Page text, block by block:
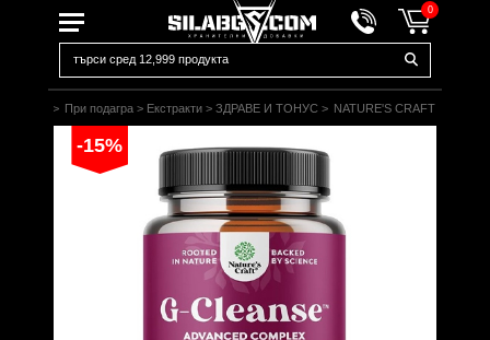
0
> При подагра > Екстракти >ЗДРАВЕ И ТОНУС > NATURE'S CRAFT
-15%